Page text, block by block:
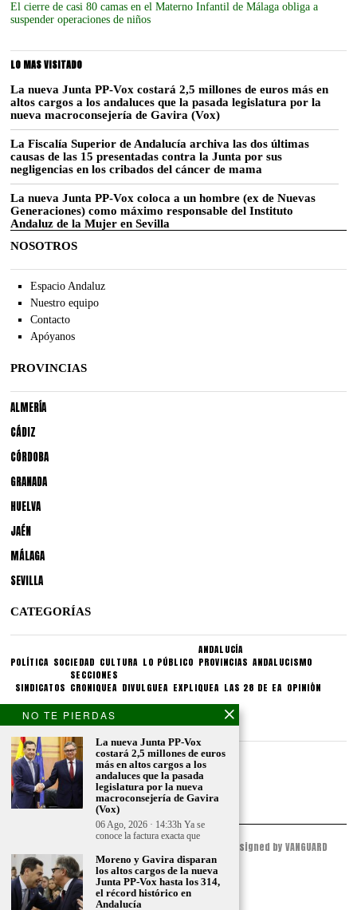
El cierre de casi 80 camas en el Materno Infantil de Málaga obliga a
suspender operaciones de niños
LO MAS VISITADO
La nueva Junta PP-Vox costará 2,5 millones de euros más en
altos cargos a los andaluces que la pasada legislatura por la
nueva macroconsejería de Gavira (Vox)
La Fiscalía Superior de Andalucía archiva las dos últimas
causas de las 15 presentadas contra la Junta por sus
negligencias en los cribados del cáncer de mama
La nueva Junta PP-Vox coloca a un hombre (ex de Nuevas
Generaciones) como máximo responsable del Instituto
Andaluz de la Mujer en Sevilla
NOSOTROS
Espacio Andaluz
Nuestro equipo
Contacto
Apóyanos
PROVINCIAS
ALMERÍA
CÁDIZ
CÓRDOBA
GRANADA
HUELVA
JAÉN
MÁLAGA
SEVILLA
CATEGORÍAS
POLÍTICA SOCIEDAD CULTURA LO PÚBLICO
ANDALUCÍA
PROVINCIAS ANDALUCISMO
SINDICATOS
SECCIONES
CRONIQUEA DIVULGUEA EXPLIQUEA LAS 28 DE EA OPINIÓN
CONDICIONES LEGALES
Aviso legal
Politica de privacidad
Politica de condiciones
© 2023 - ESPACIO ANDALUZ - All Rights Reserved. Designed by VANGUARD
PEAK
NO TE PIERDAS
La nueva Junta PP-Vox
costará 2,5 millones de euros
más en altos cargos a los
andaluces que la pasada
legislatura por la nueva
macroconsejería de Gavira
(Vox)
06 Ago, 2026 · 14:33h Ya se
conoce la factura exacta que
Moreno y Gavira disparan
los altos cargos de la nueva
Junta PP-Vox hasta los 314,
el récord histórico en
Andalucía